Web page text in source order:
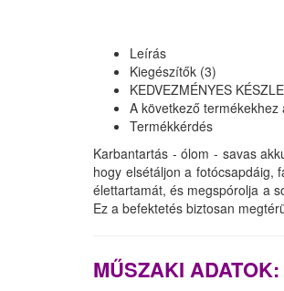
Leírás
Kiegészítők (3)
KEDVEZMÉNYES
A következő termékekhez
Termékkérdés
Karbantartás - ólom - savas
hogy elsétáljon a fotócsapdáig,
élettartamát, és megspórolja a
Ez a befektetés biztosan
MŰSZAKI ADATOK: